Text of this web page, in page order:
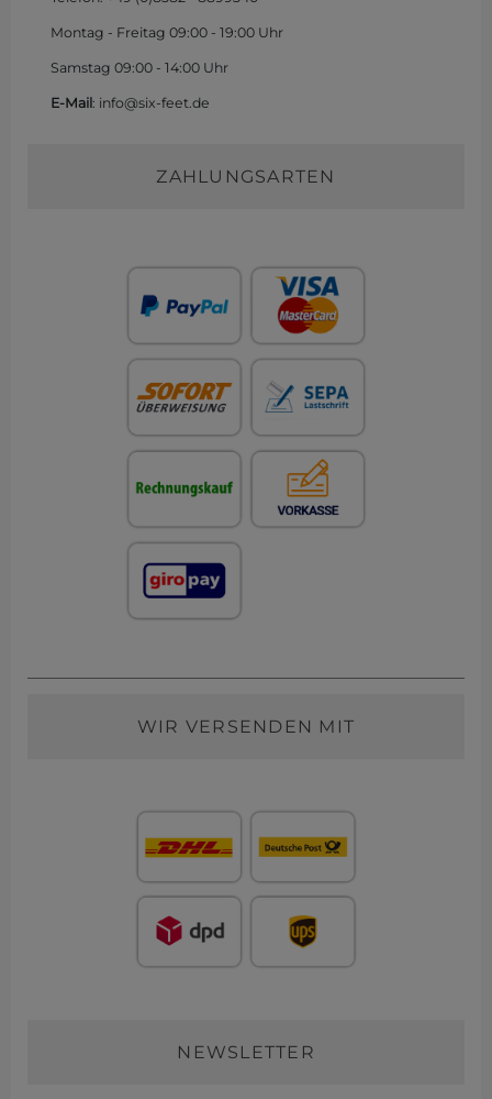
Montag - Freitag 09:00 - 19:00 Uhr
Samstag 09:00 - 14:00 Uhr
E-Mail : info@six-feet.de
ZAHLUNGSARTEN
WIR VERSENDEN MIT
NEWSLETTER